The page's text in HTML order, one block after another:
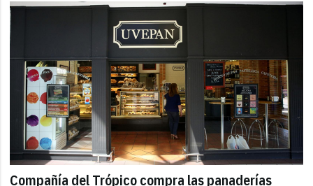
Compañía del Trópico compra las panaderías